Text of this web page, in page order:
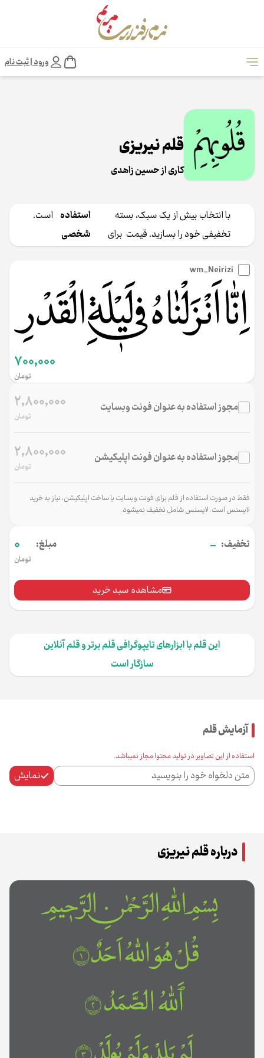
ورود | ثبت نام
قلم نیریزی
کاری از حسین زاهدی
با انتخاب بیش از یک سبک، بسته
تخفیفی خود را بسازید. قیمت ‎ برای
استفاده
شخصی
است.
wm_Neirizi
700,000
تومان
مجوز استفاده به عنوان فونت وب‌سایت 2,800,000
تومان
مجوز استفاده به عنوان فونت اپلیکیشن 2,800,000
تومان
فقط در صورت استفاده از قلم برای فونت وب‌سایت یا ساخت اپلیکیشن، نیاز به خرید
لایسنس است. لایسنس شامل تخفیف نمی‌شود.
تخفیف: - مبلغ: 0
تومان
مشاهده سبد خرید
این قلم با ابزارهای تایپوگرافی قلم برتر و قلم آنلاین
سازگار است
آزمایش قلم
استفاده از این تصاویر در تولید محتوا مجاز نمی‌باشد.
نمایش
درباره قلم نیریزی